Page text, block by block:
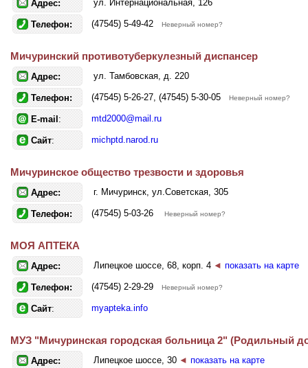
Адрес: ул. Интернациональная, 126
Телефон: (47545) 5-49-42 Неверный номер?
Мичуринский противотуберкулезный диспансер
Адрес: ул. Тамбовская, д. 220
Телефон: (47545) 5-26-27, (47545) 5-30-05 Неверный номер?
E-mail : mtd2000@mail.ru
Сайт: michptd.narod.ru
Мичуринское общество трезвости и здоровья
Адрес: г. Мичуринск, ул.Советская, 305
Телефон: (47545) 5-03-26 Неверный номер?
МОЯ АПТЕКА
Адрес: Липецкое шоссе, 68, корп. 4 ◄ показать на карте
Телефон: (47545) 2-29-29 Неверный номер?
Сайт: myapteka.info
МУЗ "Мичуринская городская больница 2" (Родильный
Адрес: Липецкое шоссе, 30 ◄ показать на карте